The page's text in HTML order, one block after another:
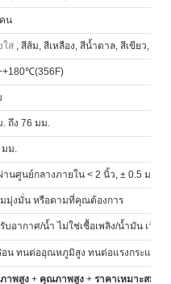
น
ใส , สีส้ม, สีเหลือง, สีน้ำตาล, สีเขียว, สีเ
ถึง 76 มม.
ม.
านศูนย์กลางภายใน < 2 นิ้ว, ± 0.5 มม.;
มุ่งมั่น หรือตามที่คุณต้องการ
บอากาศ/น้ำ ไม่ใช่เชื้อเพลิง/น้ำมัน เว้น
น ทนต่ออุณหภูมิสูง ทนต่อแรงกระแทก
าพสูง + คุณภาพสูง + ราคาเหมาะสม